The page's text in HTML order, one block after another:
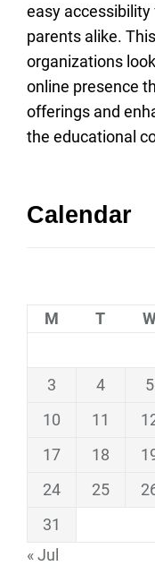
easy
parents alike.
organizations
online presence
offerings and
the educational
Calendar
M T
3
4 5
10
11
17
18
24
25
31
« Jul